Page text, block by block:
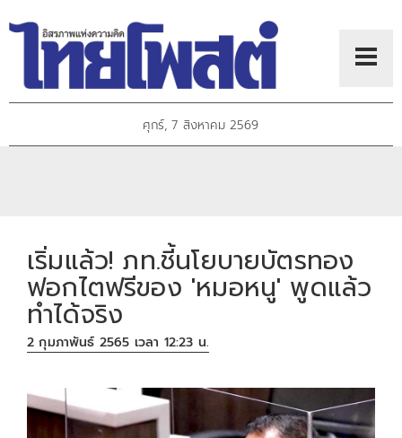
ศุกร์, 7 สิงหาคม 2569
เริ่มแล้ว! ภท.ชี้นโยบายบัตรทอง
ฟอกไตฟรีของ 'หมอหนู' พูดแล้ว
ทำได้จริง
2 กุมภาพันธ์ 2565 เวลา 12:23 น.